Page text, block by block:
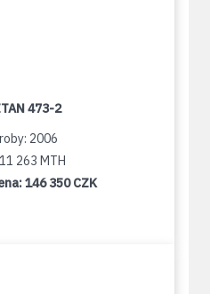
473-2
2006
263 MTH
146 350 CZK